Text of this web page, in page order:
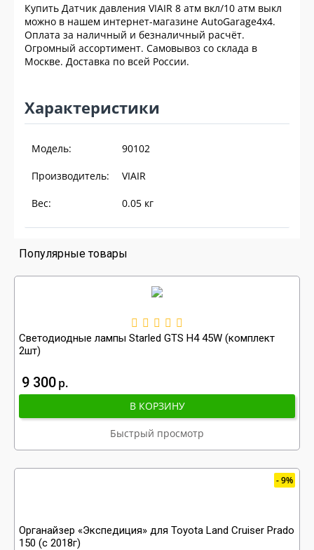
Купить Датчик давления VIAIR 8 атм вкл/10 атм выкл
можно в нашем интернет-магазине AutoGarage4x4.
Оплата за наличный и безналичный расчёт.
Огромный ассортимент. Самовывоз со склада в
Москве. Доставка по всей России.
Характеристики
Модель: 90102
Производитель: VIAIR
Вес: 0.05 кг
Популярные товары
Светодиодные лампы Starled GTS H4 45W (комплект
2шт)
9 300р
В КОРЗИНУ
Быстрый просмотр
9%
Органайзер «Экспедиция» для Toyota Land Cruiser Prado
150 (с 2018г)